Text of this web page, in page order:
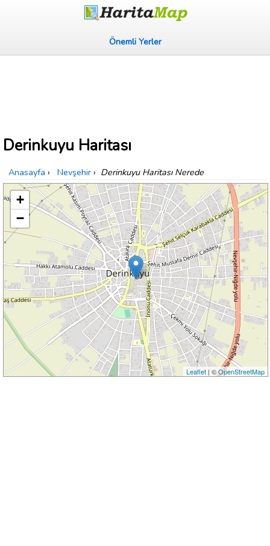
Önemli Yerler
Derinkuyu Haritası
Anasayfa › Nevşehir › Derinkuyu Haritası Nerede
+
−
Leaflet | ©OpenStreetMap